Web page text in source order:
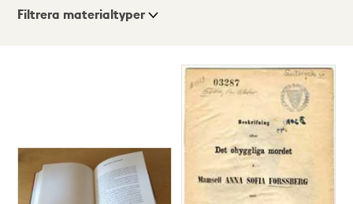
Visningsläge
Filtrera materialtyper